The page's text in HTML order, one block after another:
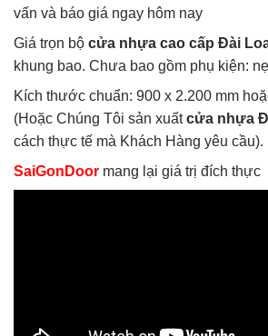
vấn và báo giá ngay hôm nay
Giá trọn bộ cửa nhựa cao cấp Đài
khung bao. Chưa bao gồm phụ kiện:
Kích thước chuẩn: 900 x 2.200 mm
(Hoặc Chúng Tôi sản xuấtcửa nhựa
cách thực tế mà Khách Hàng yêu cầu).
SaiGonDoor mang lại giá trị đích thực